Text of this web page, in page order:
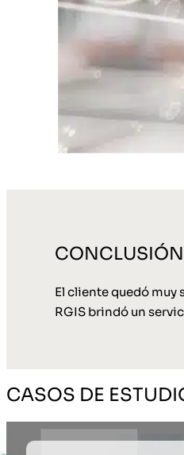
CONCLUSIÓN
El cliente quedó muy
RGIS brindó un
CASOS DE